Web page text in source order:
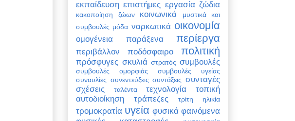
εκπαίδευση επιστήμες εργασία ζώδια
κακοποίηση ζώων κοινωνικά
μυστικά και
συμβουλές μόδα ναρκωτικά οικονομία
ομογένεια παράξενα περίεργα
περιβάλλον ποδόσφαιρο πολιτική
πρόσφυγες σκυλιά στρατός συμβουλές
συμβουλές ομορφιάς
συμβουλές υγείας
συναυλίες συνεντεύξεις συντάξεις συνταγές
σχέσεις
ταλέντα τεχνολογία
τοπική
αυτοδιοίκηση
τράπεζες τρίτη ηλικία
τρομοκρατία υγεία φυσικά φαινόμενα